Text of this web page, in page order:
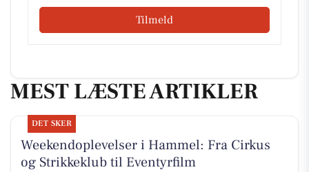
Tilmeld
MEST LÆSTE ARTIKLER
DET SKER
Weekendoplevelser i Hammel: Fra Cirkus
og Strikkeklub til Eventyrfilm